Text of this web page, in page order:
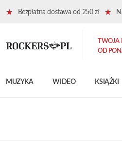
Bezpłatna dostawa od 250 zł
MUZYKA WIDEO KSIĄŻKI
TWOJA
OD